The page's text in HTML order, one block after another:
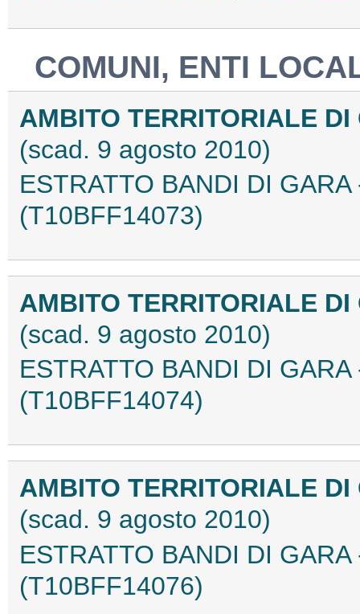
COMUNI, ENTI
AMBITO TERRITORIALE
(scad. 9 agosto 2010)
ESTRATTO BANDI DI
(T10BFF14073)
AMBITO TERRITORIALE
(scad. 9 agosto 2010)
ESTRATTO BANDI DI
(T10BFF14074)
AMBITO TERRITORIALE
(scad. 9 agosto 2010)
ESTRATTO BANDI DI
(T10BFF14076)